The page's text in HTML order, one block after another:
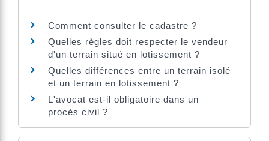
Comment consulter le cadastre ?
Quelles règles doit respecter le vendeur
d'un terrain situé en lotissement ?
Quelles différences entre un terrain isolé
et un terrain en lotissement ?
L'avocat est-il obligatoire dans un
procès civil ?